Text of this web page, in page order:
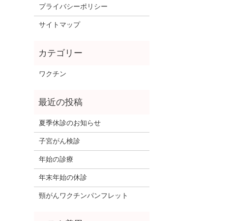
プライバシーポリシー
サイトマップ
ワクチン
夏季休診のお知らせ
子宮がん検診
年始の診療
年末年始の休診
頸がんワクチンパンフレット